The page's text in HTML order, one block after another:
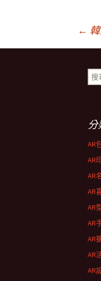
←
搜
尋
分
AR
AR
AR
AR
AR
AR
AR
AR
AR